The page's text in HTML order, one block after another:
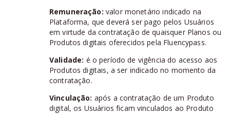
Remuneração: valor monetário indicado na
Plataforma, que deverá ser pago pelos Usuários
em virtude da contratação de quaisquer Planos ou
Produtos digitais oferecidos pela Fluencypass.
Validade: é o período de vigência do acesso aos
Produtos digitais, a ser indicado no momento da
contratação.
Vinculação: após a contratação de um Produto
digital, os Usuários ficam vinculados ao Produto